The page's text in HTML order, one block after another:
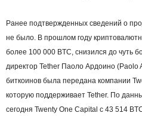
Ранее подтвержденных сведений о
не было. В прошлом году
более 100 000 BTC, снизился до чуть
директор Tether Паоло Ардоино (Paolo
биткоинов была передана компании
которую поддерживает Tether. По
сегодня Twenty One Capital с 43 514